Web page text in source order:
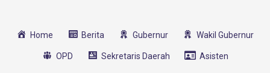
Home Berita Gubernur Wakil Gubernur
OPD Sekretaris Daerah Asisten